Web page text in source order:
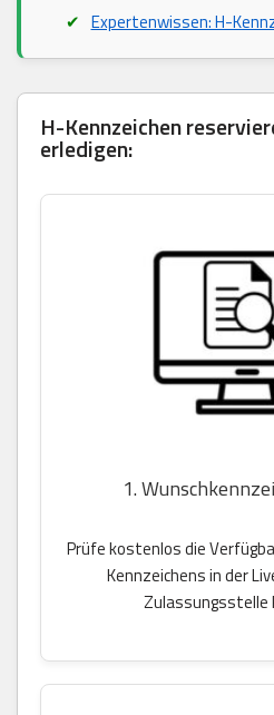
Expertenwissen: H-
H-Kennzeichen
erledigen:
1.
Prüfe kostenlos die
Kennzeichens in der
Zulassungsstelle